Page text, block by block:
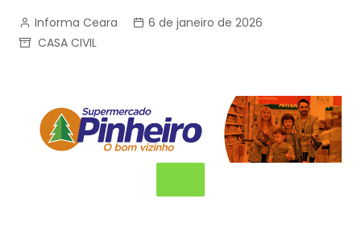
Informa Ceara
6 de janeiro de 2026
CASA CIVIL